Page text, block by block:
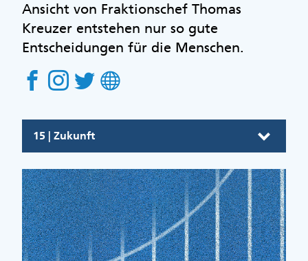
15 | Zukunft
Ansicht von Fraktionschef Thomas
Kreuzer entstehen nur so gute
Entscheidungen für die Menschen.